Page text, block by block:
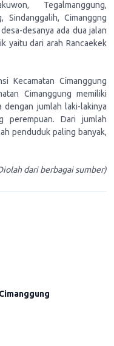
Tegalmanggung,
Sindanggalih, Cimanggng
desanya ada dua jalan
yaitu dari arah Rancaekek
Kecamatan Cimanggung
Cimanggung memiliki
dengan jumlah laki-lakinya
perempuan. Dari jumlah
penduduk paling banyak,
dari berbagai sumber)